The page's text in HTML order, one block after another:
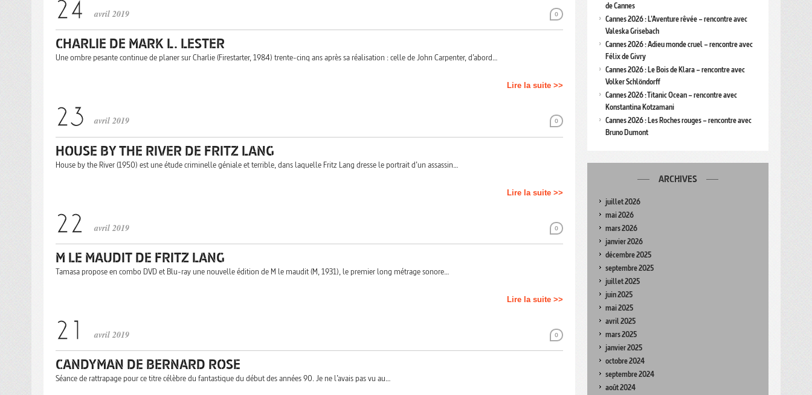
0
avril 2019
CHARLIE DE MARK L. LESTER
Une ombre pesante continue de planer sur Charlie (Firestarter, 1984) trente-cinq ans après sa réalisation : celle de John Carpenter, d’abord…
Lire la suite >>
0
avril 2019
HOUSE BY THE RIVER DE FRITZ LANG
House by the River (1950) est une étude criminelle géniale et terrible, dans laquelle Fritz Lang dresse le portrait d’un assassin…
Lire la suite >>
0
avril 2019
M LE MAUDIT DE FRITZ LANG
Tamasa propose en combo DVD et Blu-ray une nouvelle édition de M le maudit (M, 1931), le premier long métrage sonore…
Lire la suite >>
0
avril 2019
CANDYMAN DE BERNARD ROSE
Séance de rattrapage pour ce titre célèbre du fantastique du début des années 90. Je ne l’avais pas vu au…
de Cannes
Cannes 2026 : L’Aventure rêvée – rencontre avec
Valeska Grisebach
Cannes 2026 : Adieu monde cruel – rencontre avec
Félix de Givry
Cannes 2026 : Le Bois de Klara – rencontre avec
Volker Schlöndorff
Cannes 2026 : Titanic Ocean – rencontre avec
Konstantina Kotzamani
Cannes 2026 : Les Roches rouges – rencontre avec
Bruno Dumont
ARCHIVES
juillet 2026
mai 2026
mars 2026
janvier 2026
décembre 2025
septembre 2025
juillet 2025
juin 2025
mai 2025
avril 2025
mars 2025
janvier 2025
octobre 2024
septembre 2024
août 2024